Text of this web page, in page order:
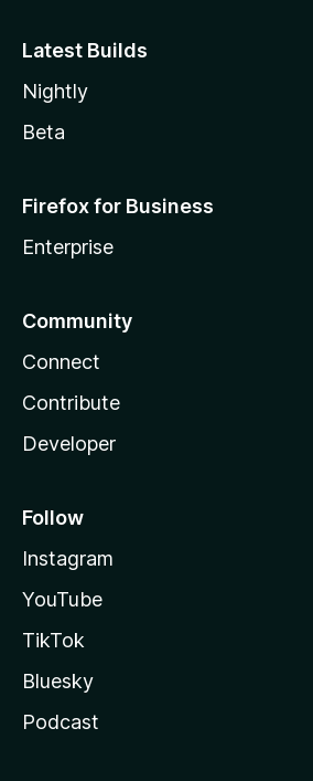
Latest Builds
Nightly
Beta
Firefox for Business
Enterprise
Community
Connect
Contribute
Developer
Follow
Instagram
YouTube
TikTok
Bluesky
Podcast